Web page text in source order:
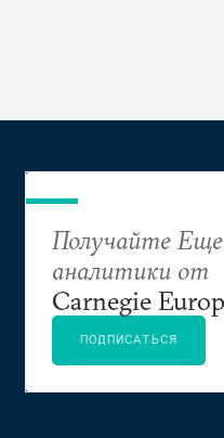
Получайте
аналитики от
Carnegie
ПОДПИСАТЬСЯ